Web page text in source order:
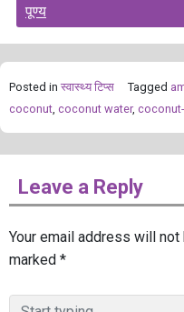
पूण्य
Posted in स्‍वास्‍थ्‍य टिप्‍स Tagged
coconut, coconut water,
Leave a Reply
Your email address will not
marked *